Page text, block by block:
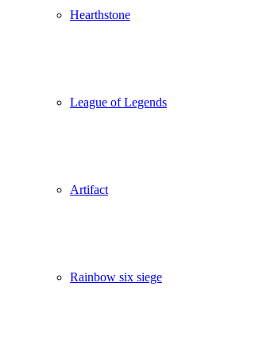
Hearthstone
League of Legends
Artifact
Rainbow six siege